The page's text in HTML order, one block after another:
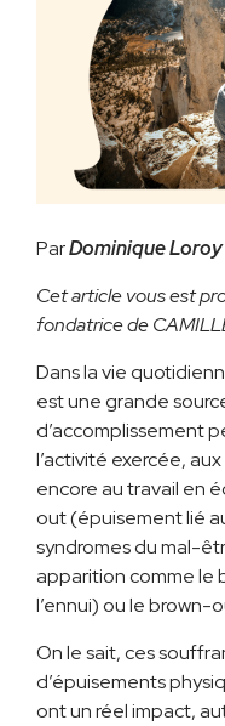
ParDominique Loroy
Cet article vous est
fondatrice de
Dans la vie
est une grande
d’accomplissement
l’activité exercée,
encore au travail en
out (épuisement lié
syndromes du mal-
apparition comme
l’ennui) ou le brown-
On le sait, ces
d’épuisements
ont un réel impact,